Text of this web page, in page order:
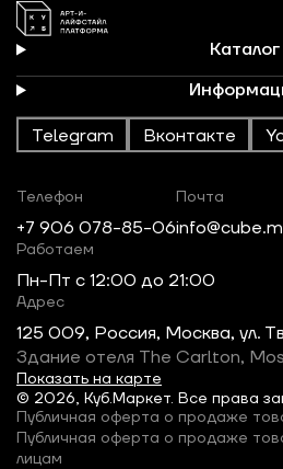
Каталог
Telegram Вконтакте
© 2026, Куб.Маркет. Все права
Телефон
+7 906 078-85-06
Почта
Работаем
Пн-Пт c 12:00 до 21:00
Адрес
125 009, Россия, Москва, ул.
Здание отеля The Carlton,
Показать на карте
Публичная оферта о продаже
Публичная оферта о продаже
лицам